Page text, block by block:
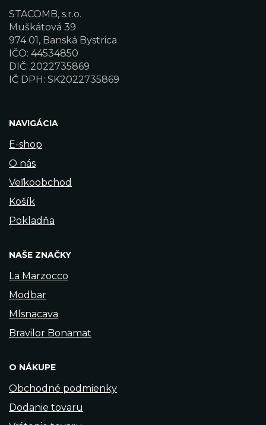
STACOMB, s.r.o.
Muškátová 39
974 01, Banská Bystrica
IČO: 44534850
DIČ: 2022735869
IČ DPH: SK2022735869
NAVIGÁCIA
E-shop
O nás
Veľkoobchod
Košík
Pokladňa
NAŠE ZNAČKY
La Marzocco
Modbar
Mlsnacava
Bravilor Bonamat
O NÁKUPE
Obchodné podmienky
Dodanie tovaru